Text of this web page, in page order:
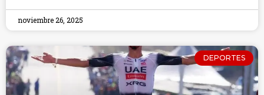
noviembre 26, 2025
DEPORTES